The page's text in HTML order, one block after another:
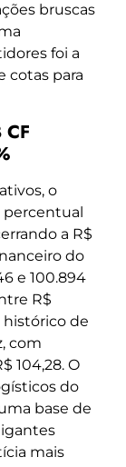
bruscas
foi a
cotas para
o
percentual
a R$
do
e 100.894
R$
histórico de
com
104,28. O
do
base de
mais